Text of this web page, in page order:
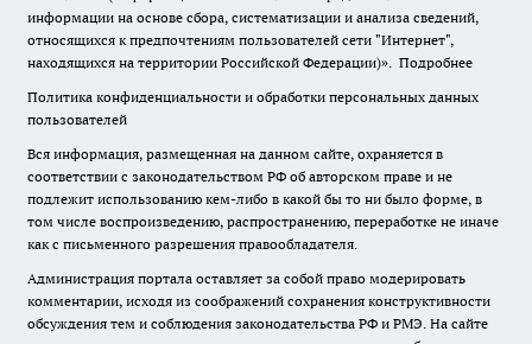
информации на основе сбора, систематизации и анализа сведений,
относящихся к предпочтениям пользователей сети "Интернет",
находящихся на территории Российской Федерации)». Подробнее
Политика конфиденциальности и обработки персональных данных
пользователей
Вся информация, размещенная на данном сайте, охраняется в
соответствии с законодательством РФ об авторском праве и не
подлежит использованию кем-либо в какой бы то ни было форме, в
том числе воспроизведению, распространению, переработке не иначе
как с письменного разрешения правообладателя.
Администрация портала оставляет за собой право модерировать
комментарии, исходя из соображений сохранения конструктивности
обсуждения тем и соблюдения законодательства РФ и РМЭ. На сайте